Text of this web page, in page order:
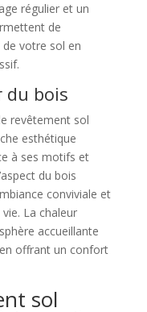
régulier et un
de
votre sol en
du bois
revêtement sol
esthétique
à ses motifs et
du bois
conviviale et
La chaleur
accueillante
offrant un confort
sol